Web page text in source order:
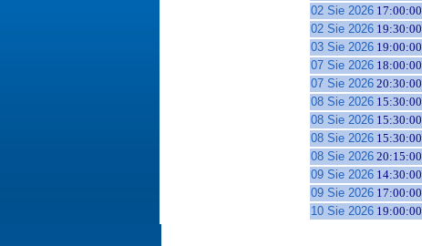
02 Sie 2026 17:00:00
02 Sie 2026 19:30:00
03 Sie 2026 19:00:00
07 Sie 2026 18:00:00
07 Sie 2026 20:30:00
08 Sie 2026 15:30:00
08 Sie 2026 15:30:00
08 Sie 2026 15:30:00
08 Sie 2026 20:15:00
09 Sie 2026 14:30:00
09 Sie 2026 17:00:00
10 Sie 2026 19:00:00